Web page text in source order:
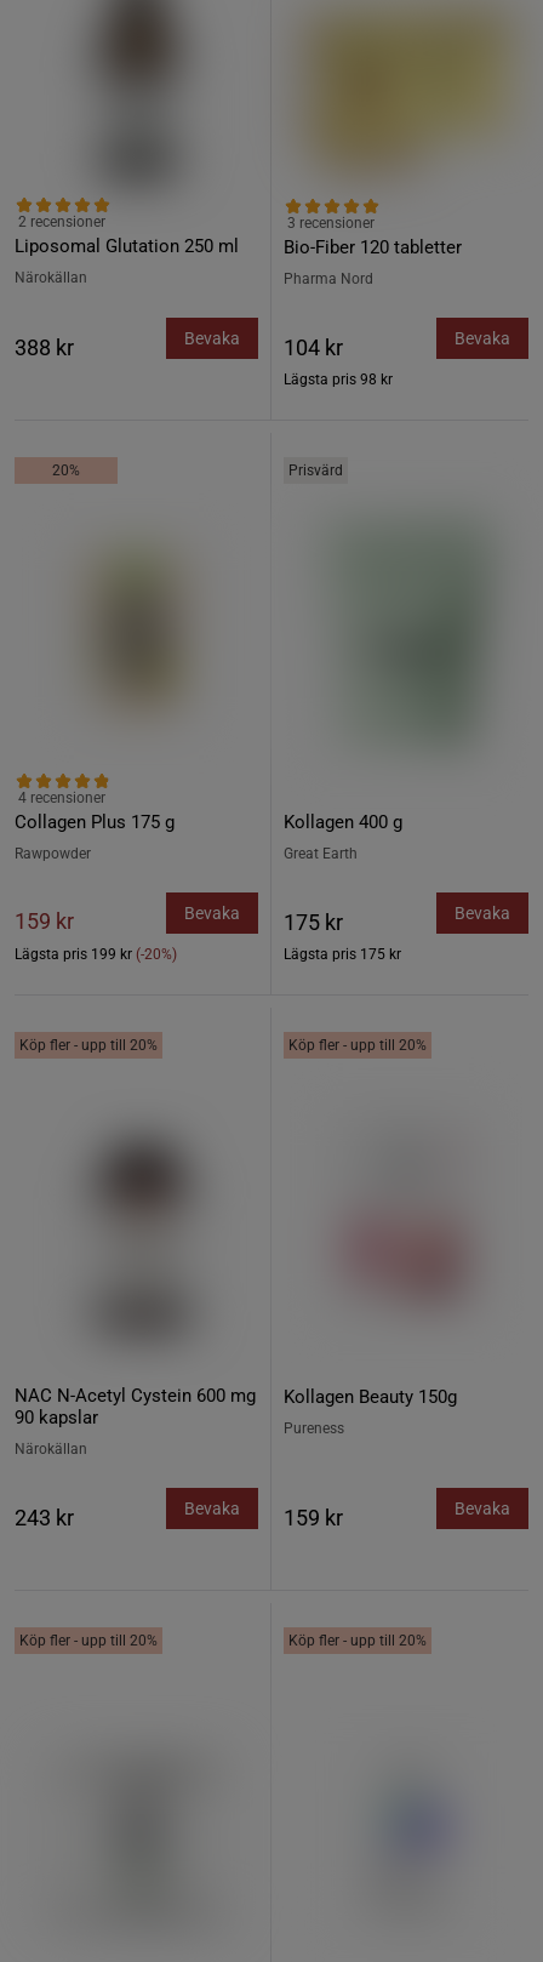
Liposomal Glutation 250 ml
2 recensioner
Närokällan
388 kr Bevaka
Bio-Fiber 120 tabletter
3 recensioner
Pharma Nord
104 kr
Lägsta pris 98 kr
Bevaka
20%
Collagen Plus 175 g
4 recensioner
Rawpowder
159 kr
Lägsta pris 199 kr (-20%)
Bevaka
Prisvärd
Kollagen 400 g
Great Earth
175 kr
Lägsta pris 175 kr
Bevaka
Köp fler - upp till 20%
NAC N-Acetyl Cystein 600 mg
90 kapslar
Närokällan
243 kr Bevaka
Köp fler - upp till 20%
Kollagen Beauty 150g
Pureness
159 kr Bevaka
Köp fler - upp till 20% Köp fler - upp till 20%